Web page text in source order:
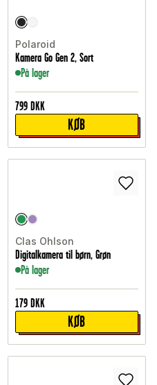
Polaroid
Kamera Go Gen 2, Sort
På lager
799 DKK
KØB
Clas Ohlson
Digitalkamera til børn, Grøn
På lager
179 DKK
KØB